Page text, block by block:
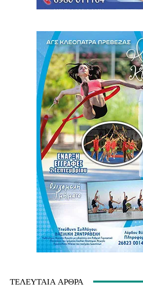
ΤΕΛΕΥΤΑΊΑ ΆΡΘΡΑ